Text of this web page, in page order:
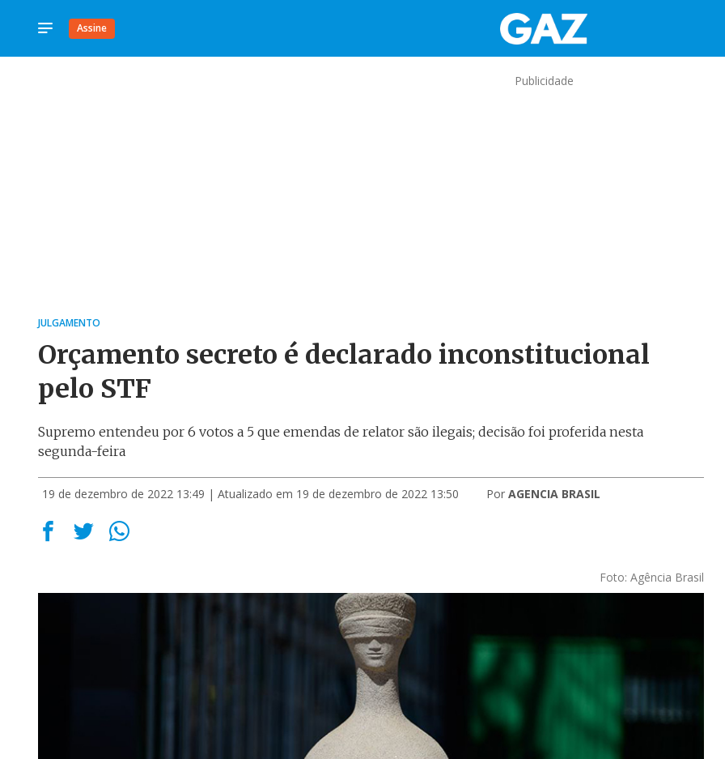
Assine
Publicidade
JULGAMENTO
Orçamento secreto é declarado inconstitucional
pelo STF
Supremo entendeu por 6 votos a 5 que emendas de relator são ilegais; decisão foi proferida nesta
segunda-feira
19 de dezembro de 2022 13:49 | Atualizado em 19 de dezembro de 2022 13:50 Por AGENCIA BRASIL
Foto: Agência Brasil